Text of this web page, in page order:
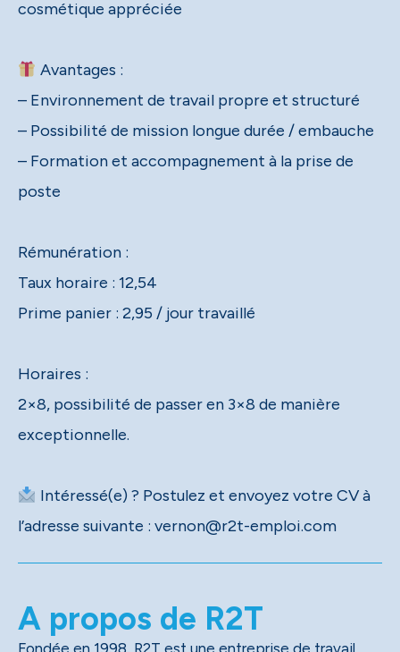
cosmétique appréciée
Avantages :
– Environnement de travail propre et structuré
– Possibilité de mission longue durée / embauche
– Formation et accompagnement à la prise de
poste
Rémunération :
Taux horaire : 12,54
Prime panier : 2,95 / jour travaillé
Horaires :
2×8, possibilité de passer en 3×8 de manière
exceptionnelle.
Intéressé(e) ? Postulez et envoyez votre CV à
l’adresse suivante : vernon@r2t-emploi.com
A propos de R2T